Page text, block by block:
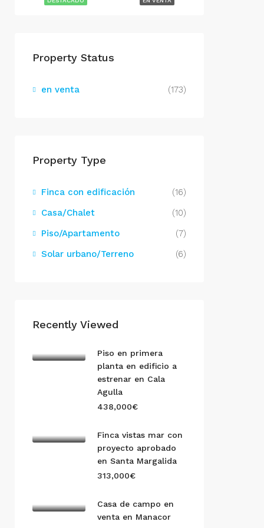
Property Status
en venta (173)
Property Type
Finca con edificación
(16)
Casa/Chalet
(10)
Piso/Apartamento
(7)
Solar urbano/Terreno
(6)
Recently Viewed
Piso en primera
planta en edificio a
estrenar en Cala
Agulla
438,000€
Finca vistas mar con
proyecto aprobado
en Santa Margalida
313,000€
Casa de campo en
venta en Manacor